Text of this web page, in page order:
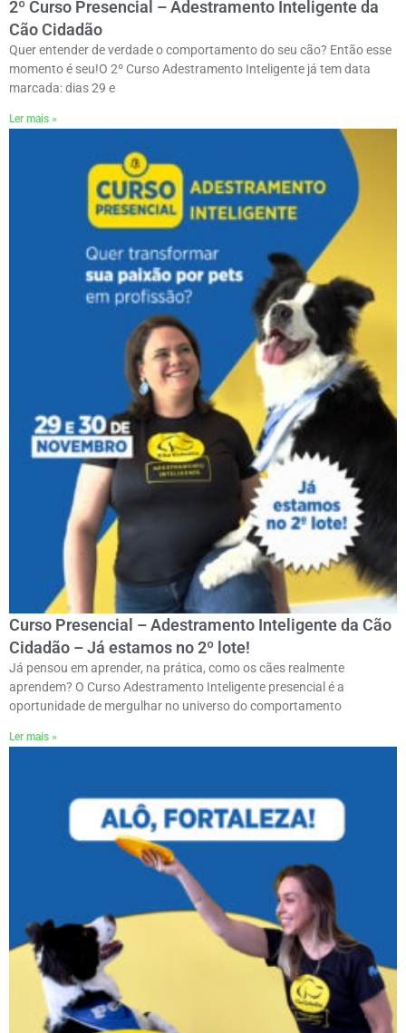
2º Curso Presencial – Adestramento Inteligente da
Cão Cidadão
Quer entender de verdade o comportamento do seu cão? Então esse
momento é seu!ㅤO 2º Curso Adestramento Inteligente já tem data
marcada: dias 29 e
Ler mais »
Curso Presencial – Adestramento Inteligente da Cão
Cidadão – Já estamos no 2º lote!
Já pensou em aprender, na prática, como os cães realmente
aprendem? O Curso Adestramento Inteligente presencial é a
oportunidade de mergulhar no universo do comportamento
Ler mais »